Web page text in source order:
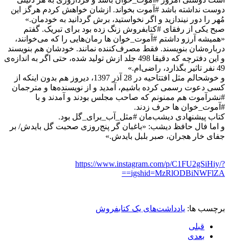
دوست نداشته باشد #آموت بخواند. ازشان خواهش کردم هرگز این
مُهر را دور نیندازید و اگر نخواستید، برش گردانید به خودمان.»
صبح یکی از رفقای #کتابفروش زنگ زده بود برای تبریک. گفتم
«همیشه آرزو داشتم #آموت_خوان ها رمان‌هایی را که می‌‌خوانند،
درباره‌شان بنویسند. فقط مصرف‌کننده نمانند. خودشان هم بنویسند
و این دفترچه که دقیقا 498 جلد ازش تولید شده، حتی اگر به اندازه‌ی
49 نفر تاثیر بگذارد، راضی‌ام.»
و خوشحالم مثل افتتاحیه در 28 آذر 1397، دیروز هم بدون اینکه از
کسی دعوت رسمی کرده باشیم، آمدید و از نویسنده‌ها و مترجمان
#نشرآموت هم ممنونم که صاحب مجلس بودند و آمدند و با
#آموت_خوان ها حرف زدند.
کتاب پیشنهادی دیشب‌مان #مثل_آب_برای_گل بود.
و اما فال حافظ دیشب: «باغبان گر پنج‌روزی صحبت گل بایدش/ بر
جفای خار هجران، صبر بلبل بایدش.»
https://www.instagram.com/p/C1FU2gSiHiy/?
igshid=MzRlODBiNWFlZA==
برچسب ها: یادداشت‌های یک کتابفروش
قبلی
بعدی